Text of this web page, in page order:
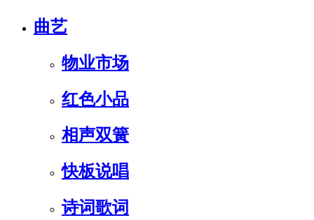
曲艺
物业市场
红色小品
相声双簧
快板说唱
诗词歌词